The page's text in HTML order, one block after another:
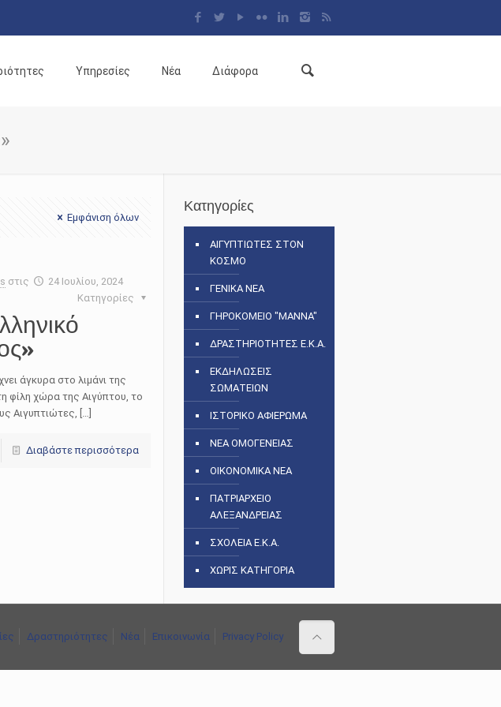
Υπηρεσίες Νέα Διάφορα
Εμφάνιση όλων
στις
24 Ιουλίου, 2024
Κατηγορίες
άγκυρα στο λιμάνι της
φίλη χώρα της Αιγύπτου, το
Αιγυπτιώτες, […]
Διαβάστε περισσότερα
Κατηγορίες
ΑΙΓΥΠΤΙΩΤΕΣ ΣΤΟΝ
ΚΟΣΜΟ
ΓΕΝΙΚΑ ΝΕΑ
ΓΗΡΟΚΟΜΕΙΟ "ΜΑΝΝΑ"
ΔΡΑΣΤΗΡΙΟΤΗΤΕΣ Ε.Κ.Α.
ΕΚΔΗΛΩΣΕΙΣ
ΣΩΜΑΤΕΙΩΝ
ΙΣΤΟΡΙΚΟ ΑΦΙΕΡΩΜΑ
ΝΕΑ ΟΜΟΓΕΝΕΙΑΣ
ΟΙΚΟΝΟΜΙΚΑ ΝΕΑ
ΠΑΤΡΙΑΡΧΕΙΟ
ΑΛΕΞΑΝΔΡΕΙΑΣ
ΣΧΟΛΕΙΑ Ε.Κ.Α.
ΧΩΡΙΣ ΚΑΤΗΓΟΡΙΑ
Δραστηριότητες Νέα Επικοινωνία Privacy Policy